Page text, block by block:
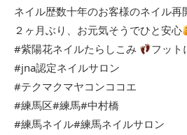
ネイル歴数十年のお客様のネイル再
２ヶ月ぶり、お元気そうでひと安心
#紫陽花ネイルたらしこみ
フット
#jna認定ネイルサロン
#テクマクマヤコンココエ
#練馬区#練馬#中村橋
#練馬ネイル#練馬ネイルサロン